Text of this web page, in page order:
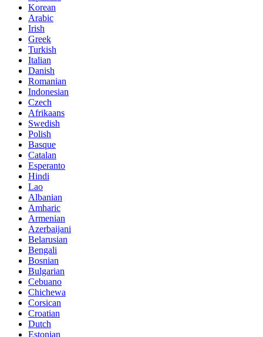
Korean
Arabic
Irish
Greek
Turkish
Italian
Danish
Romanian
Indonesian
Czech
Afrikaans
Swedish
Polish
Basque
Catalan
Esperanto
Hindi
Lao
Albanian
Amharic
Armenian
Azerbaijani
Belarusian
Bengali
Bosnian
Bulgarian
Cebuano
Chichewa
Corsican
Croatian
Dutch
Estonian